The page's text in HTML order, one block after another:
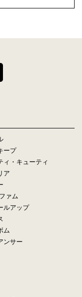
ープ
ィ・キューティ
ア
ァム
ルアップ
ム
ンサー